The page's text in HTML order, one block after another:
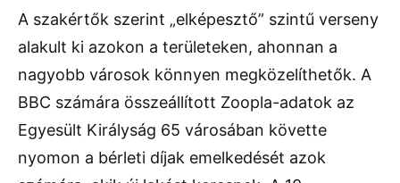
A szakértők szerint „elképesztő” szintű verseny
alakult ki azokon a területeken, ahonnan a
nagyobb városok könnyen megközelíthetők. A
BBC számára összeállított Zoopla-adatok az
Egyesült Királyság 65 városában követte
nyomon a bérleti díjak emelkedését azok